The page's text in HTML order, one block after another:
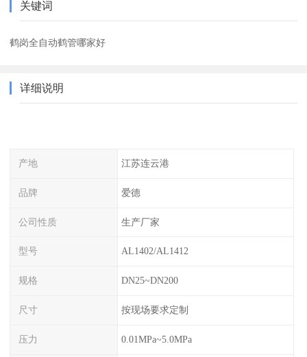
关键词
鹤岗全自动鹤管哪家好
详细说明
产地 江苏连云港
品牌 爱德
公司性质 生产厂家
型号 AL1402/AL1412
规格 DN25~DN200
尺寸 按现场要求定制
压力 0.01MPa~5.0MPa